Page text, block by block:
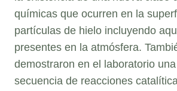
químicas que ocurren en la
partículas de hielo incluyendo
presentes en la atmósfera.
demostraron en el laboratorio
secuencia de reacciones